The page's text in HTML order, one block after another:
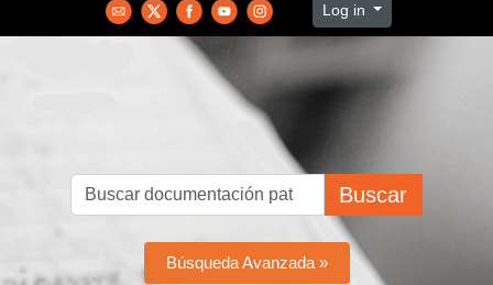
Log in
Buscar
Búsqueda Avanzada »